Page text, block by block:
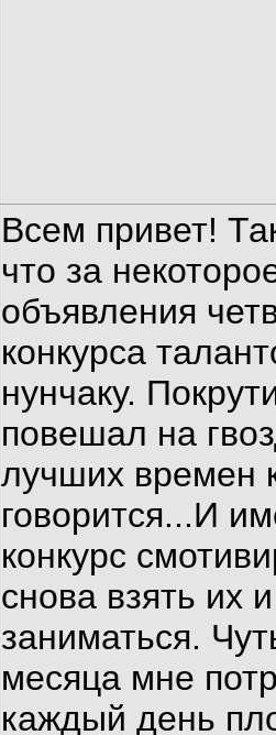
Всем привет!
что за
объявления
конкурса
нунчаку.
повешал на
лучших времен
говорится...И
конкурс
снова взять их
заниматься.
месяца мне
каждый день